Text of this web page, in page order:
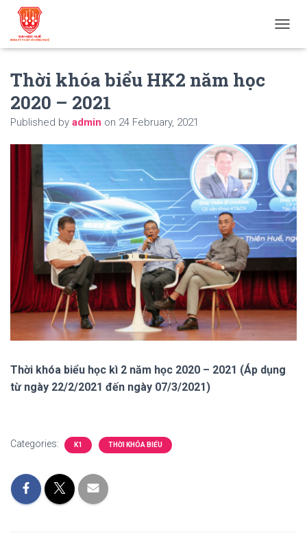
O
I
A
T
I
O
N
Thời khóa biểu HK2 năm học
2020 – 2021
Published by admin on 24 February, 2021
Thời khóa biểu học kì 2 năm học 2020 – 2021 (Áp dụng
từ ngày 22/2/2021 đến ngày 07/3/2021)
Categories: K1 THỜI KHÓA BIỂU